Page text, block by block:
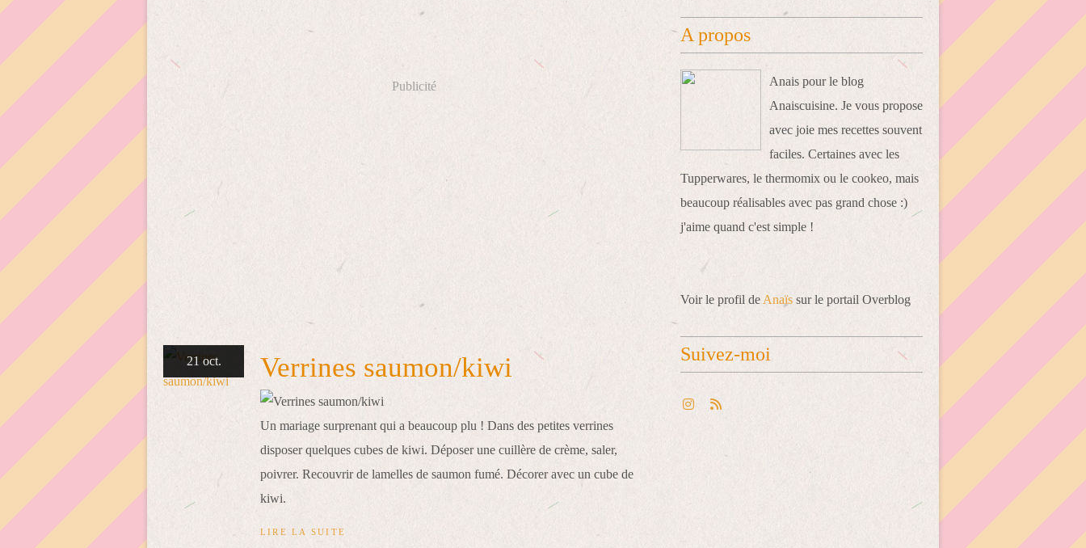
Publicité
21 oct. Verrines saumon/kiwi
Un mariage surprenant qui a beaucoup plu ! Dans des petites verrines
disposer quelques cubes de kiwi. Déposer une cuillère de crème, saler,
poivrer. Recouvrir de lamelles de saumon fumé. Décorer avec un cube de
kiwi.
LIRE LA SUITE
A propos
Anais pour le blog
Anaiscuisine. Je vous propose
avec joie mes recettes souvent
faciles. Certaines avec les
Tupperwares, le thermomix ou le cookeo, mais
beaucoup réalisables avec pas grand chose :)
j'aime quand c'est simple !
Voir le profil de Anaïs sur le portail Overblog
Suivez-moi